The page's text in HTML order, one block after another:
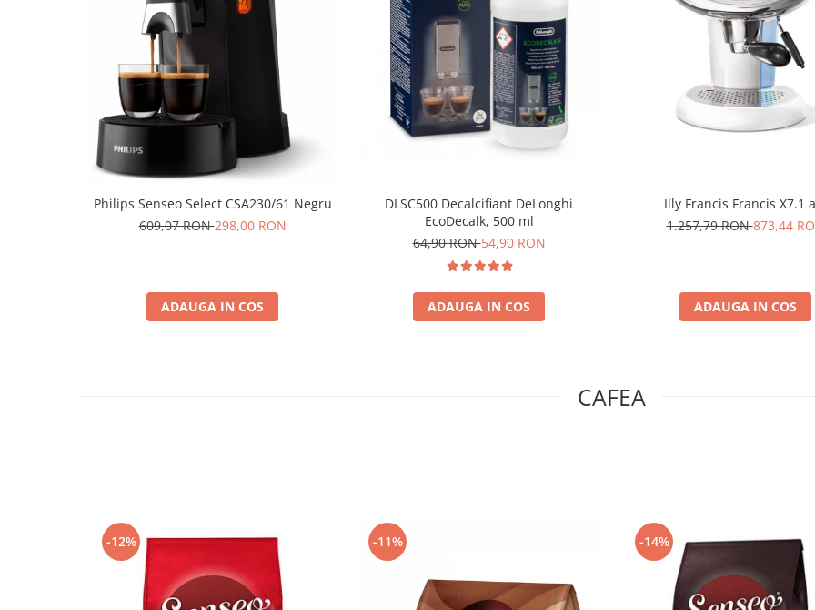
Philips Senseo Select CSA230/61 Negru
609,07 RON298,00 RON
ADAUGA IN COS
DLSC500 Decalcifiant DeLonghi
EcoDecalk, 500 ml
64,90 RON54,90 RON
ADAUGA IN COS
Illy Francis Francis X7.1
1.257,79 RON873,44
ADAUGA IN COS
CAFEA
-12% -11% -14%